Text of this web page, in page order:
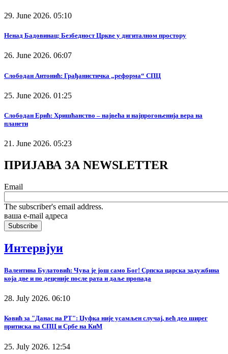
29. June 2026. 05:10
Ненад Бадовинац: Безбедност Цркве у дигиталном простору
26. June 2026. 06:07
Слободан Антонић: Грађанистичка „реформа“ СПЦ
25. June 2026. 01:25
Слободан Ерић: Хришћанство – највећа и најпрогоњенија вера на
планети
21. June 2026. 05:23
ПРИЈАВА ЗА NEWSLETTER
Email
The subscriber's email address.
ваша е-mail адреса
Интервјуи
Валентина Булатовић: Чува је још само Бог! Српска царска задужбина
која две и по деценије после рата и даље пропада
28. July 2026. 06:10
Ковић за "Данас на РТ": Џуфка није усамљен случај, већ део ширег
притиска на СПЦ и Србе на КиМ
25. July 2026. 12:54